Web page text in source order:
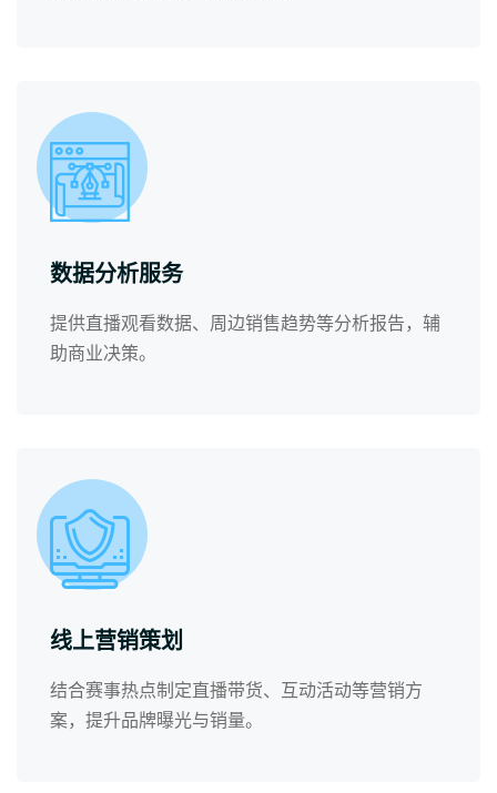
数据分析服务
提供直播观看数据、周边销售趋势等分析报告，辅
助商业决策。
线上营销策划
结合赛事热点制定直播带货、互动活动等营销方
案，提升品牌曝光与销量。